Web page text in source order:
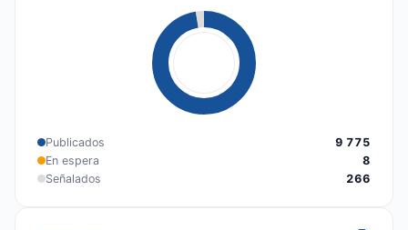
Publicados
9 775
En espera
8
Señalados
266